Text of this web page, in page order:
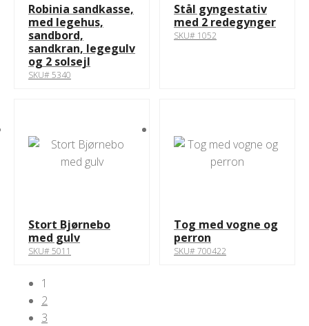
Robinia sandkasse,
med legehus,
sandbord,
sandkran, legegulv
og 2 solsejl
SKU# 5340
Stål gyngestativ
med 2 redegynger
SKU# 1052
Stort Bjørnebo
med gulv
SKU# 5011
Tog med vogne og
perron
SKU# 700422
1
2
3